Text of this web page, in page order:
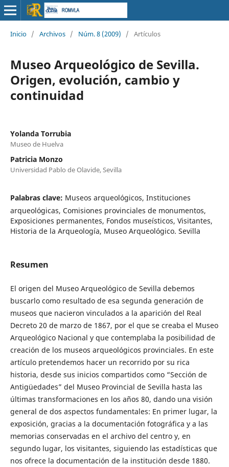
Inicio / Archivos / Núm. 8 (2009) / Artículos
Museo Arqueológico de Sevilla.
Origen, evolución, cambio y
continuidad
Yolanda Torrubia
Museo de Huelva
Patricia Monzo
Universidad Pablo de Olavide, Sevilla
Palabras clave: Museos arqueológicos, Instituciones
arqueológicas, Comisiones provinciales de monumentos,
Exposiciones permanentes, Fondos museísticos, Visitantes,
Historia de la Arqueología, Museo Arqueológico. Sevilla
Resumen
El origen del Museo Arqueológico de Sevilla debemos
buscarlo como resultado de esa segunda generación de
museos que nacieron vinculados a la aparición del Real
Decreto 20 de marzo de 1867, por el que se creaba el Museo
Arqueológico Nacional y que contemplaba la posibilidad de
creación de los museos arqueológicos provinciales. En este
artículo pretendemos hacer un recorrido por su rica
historia, desde sus inicios compartidos como “Sección de
Antigüedades” del Museo Provincial de Sevilla hasta las
últimas transformaciones en los años 80, dando una visión
general de dos aspectos fundamentales: En primer lugar, la
exposición, gracias a la documentación fotográfica y a las
memorias conservadas en el archivo del centro y, en
segundo lugar, los visitantes, siguiendo las estadísticas que
nos ofrece la documentación de la institución desde 1880.